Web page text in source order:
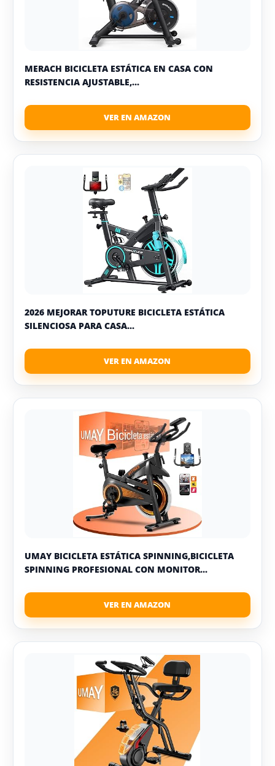
MERACH BICICLETA ESTÁTICA EN CASA CON
RESISTENCIA AJUSTABLE,...
2026 MEJORAR TOPUTURE BICICLETA ESTÁTICA
SILENCIOSA PARA CASA...
UMAY BICICLETA ESTÁTICA SPINNING,BICICLETA
SPINNING PROFESIONAL CON MONITOR...